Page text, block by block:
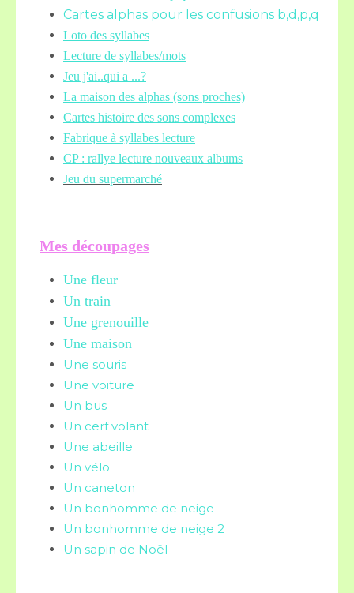
Cartes alphas pour les confusions b,d,p,q
Loto des syllabes
Lecture de syllabes/mots
Jeu j'ai..qui a ...?
La maison des alphas (sons proches)
Cartes histoire des sons complexes
Fabrique à syllabes lecture
CP : rallye lecture nouveaux albums
Jeu du supermarché
Mes découpages
Une fleur
Un train
Une grenouille
Une maison
Une souris
Une voiture
Un bus
Un cerf volant
Une abeille
Un vélo
Un caneton
Un bonhomme de neige
Un bonhomme de neige 2
Un sapin de Noël